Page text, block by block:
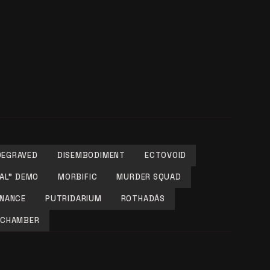
DISEMBODIMENT ECTOVOID
DEMO MORBIFIC MURDER SQUAD
PUTRIDARIUM ROTHADÁS